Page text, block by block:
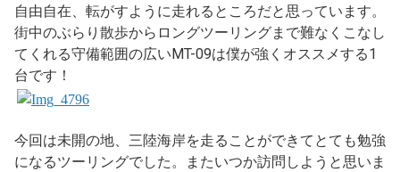
自由自在、転がすように走れるところだと思っています。
街中のぶらり散歩からロングツーリングまで難なくこなし
てくれる守備範囲の広いMT-09は僕が強くオススメする1
台です！
今回は未開の地、三陸海岸を走ることができてとても勉強
になるツーリングでした。またいつか訪問しようと思いま